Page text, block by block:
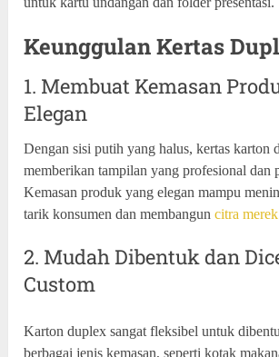
Keunggulan Kertas
1. Membuat Kemasan
Elegan
Dengan sisi putih yang halus, kertas karton
memberikan tampilan yang profesional dan
Kemasan produk yang elegan mampu
tarik konsumen dan membanguncitra merek
2. Mudah Dibentuk dan
Custom
Karton duplex sangat fleksibel untuk
berbagai jenis kemasan, seperti kotak